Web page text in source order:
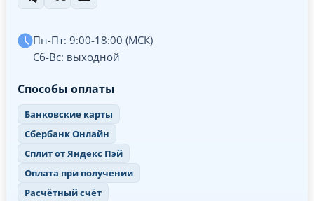
Пн-Пт: 9:00-18:00 (МСК)
Сб-Вс: выходной
Способы оплаты
Банковские карты
Сбербанк Онлайн
Сплит от Яндекс Пэй
Оплата при получении
Расчётный счёт